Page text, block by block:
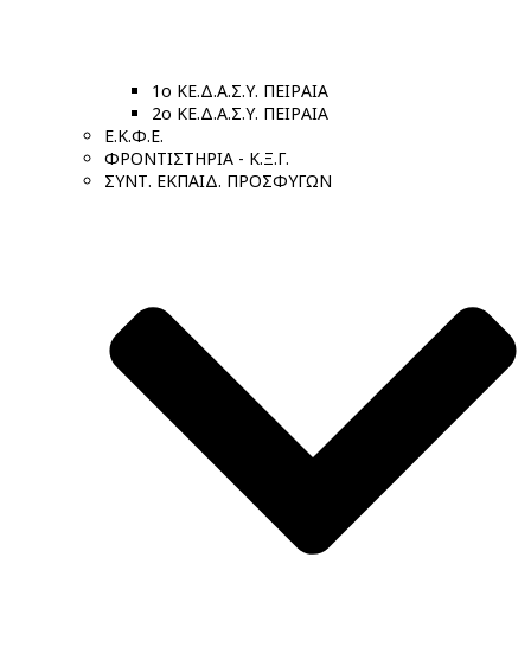
1ο ΚΕ.Δ.Α.Σ.Υ. ΠΕΙΡΑΙΑ
2ο ΚΕ.Δ.Α.Σ.Υ. ΠΕΙΡΑΙΑ
Ε.Κ.Φ.Ε.
ΦΡΟΝΤΙΣΤΗΡΙΑ - Κ.Ξ.Γ.
ΣΥΝΤ. ΕΚΠΑΙΔ. ΠΡΟΣΦΥΓΩΝ